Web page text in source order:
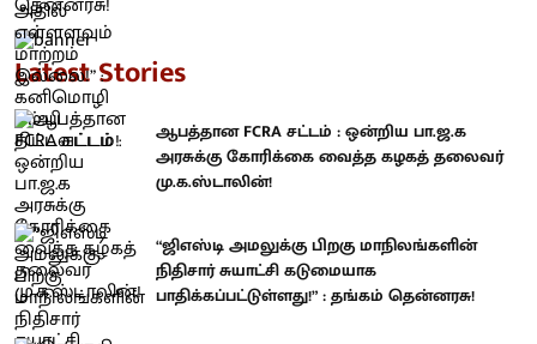
Latest Stories
ஆபத்தான FCRA சட்டம் : ஒன்றிய பா.ஜ.க
அரசுக்கு கோரிக்கை வைத்த கழகத் தலைவர்
மு.க.ஸ்டாலின்!
“ஜிஎஸ்டி அமலுக்கு பிறகு மாநிலங்களின்
நிதிசார் சுயாட்சி கடுமையாக
பாதிக்கப்பட்டுள்ளது!” : தங்கம் தென்னரசு!